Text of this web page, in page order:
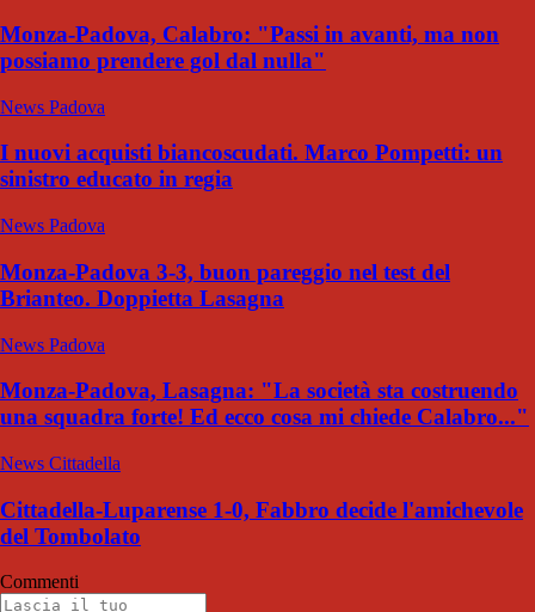
Monza-Padova, Calabro: "Passi in avanti, ma non
possiamo prendere gol dal nulla"
News Padova
I nuovi acquisti biancoscudati. Marco Pompetti: un
sinistro educato in regia
News Padova
Monza-Padova 3-3, buon pareggio nel test del
Brianteo. Doppietta Lasagna
News Padova
Monza-Padova, Lasagna: "La società sta costruendo
una squadra forte! Ed ecco cosa mi chiede Calabro..."
News Cittadella
Cittadella-Luparense 1-0, Fabbro decide l'amichevole
del Tombolato
Commenti